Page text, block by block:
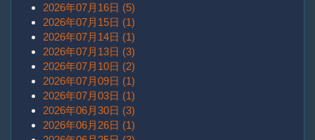
2026年07月16日 (5)
2026年07月15日 (1)
2026年07月14日 (1)
2026年07月13日 (3)
2026年07月10日 (2)
2026年07月09日 (1)
2026年07月03日 (1)
2026年06月30日 (3)
2026年06月26日 (1)